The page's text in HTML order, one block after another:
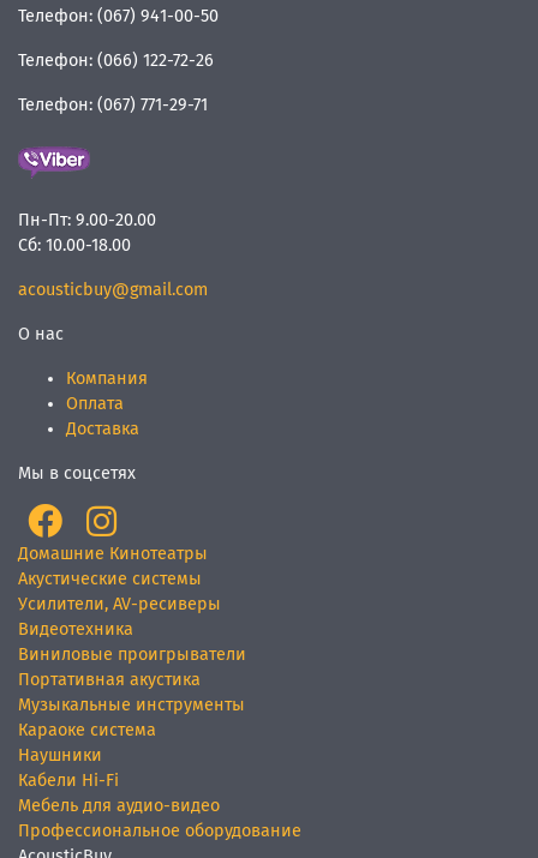
Телефон: (067) 941-00-50
Телефон: (066) 122-72-26
Телефон: (067) 771-29-71
Пн-Пт: 9.00-20.00
Сб: 10.00-18.00
acousticbuy@gmail.com
О нас
Компания
Оплата
Доставка
Мы в соцсетях
Домашние Кинотеатры
Акустические системы
Усилители, AV-ресиверы
Видеотехника
Виниловые проигрыватели
Портативная акустика
Музыкальные инструменты
Караоке система
Наушники
Кабели Hi-Fi
Мебель для аудио-видео
Профессиональное оборудование